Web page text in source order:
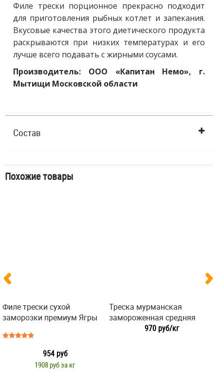
Филе трески порционное прекрасно подходит
для приготовления рыбных котлет и запекания.
Вкусовые качества этого диетического продукта
раскрываются при низких температурах и его
лучше всего подавать с жирными соусами.
Производитель: ООО «Капитан Немо», г.
Мытищи Московской области
Состав
Похожие товары
Филе трески сухой
заморозки премиум Ягры
954 руб
1908 руб за кг
Треска мурманская
замороженная средняя
970 руб/кг